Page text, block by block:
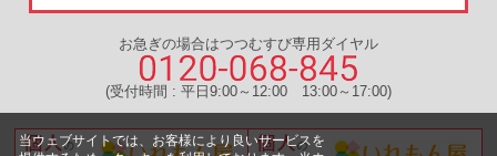
お急ぎの場合はつつむすび専用ダイヤル
(受付時間 : 平日9:00～12:00 13:00～17:00)
当ウェブサイトでは、お客様により良いサービスを